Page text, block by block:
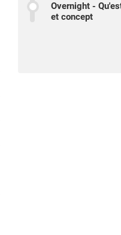
Overnight -
et concept